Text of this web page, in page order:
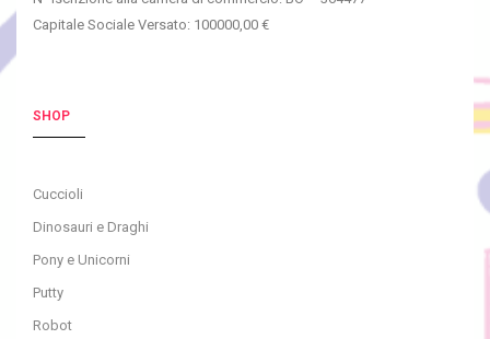
Capitale Sociale Versato: 100000,00 €
SHOP
Cuccioli
Dinosauri e Draghi
Pony e Unicorni
Putty
Robot